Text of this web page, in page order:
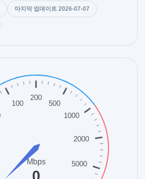
마지막 업데이트 2026-07-07